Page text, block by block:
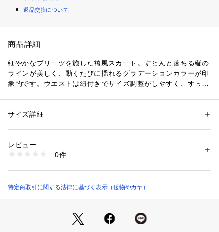
返品交換について
商品詳細
細やかなプリーツを施した袴風スカート。すとんと落ちる縦の
ラインが美しく、動くたびに揺れるグラデーションカラーが印
象的です。ウエストは紐付きでサイズ調整がしやすく、すっき
【7CC-6202-2026】
性別：レディース
素材：本体: ﾎﾟﾘｴｽﾃﾙ100% 別布: ﾎﾟﾘｴｽﾃﾙ100%
商品番号：
2528412310107 （ショップ）
サイズ詳細
レビュー
0件
特定商取引に関する法律に基づく表示（倭物やカヤ）